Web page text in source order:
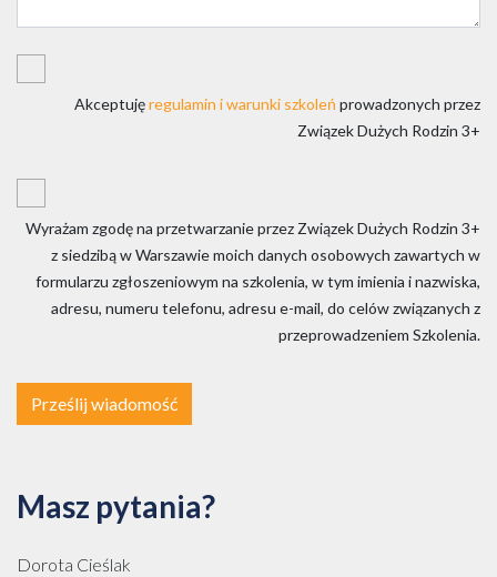
Akceptujęregulamin i warunki szkoleń prowadzonych przez
Związek Dużych Rodzin 3+
Wyrażam zgodę na przetwarzanie przez Związek Dużych Rodzin 3+
z siedzibą w Warszawie moich danych osobowych zawartych w
formularzu zgłoszeniowym na szkolenia, w tym imienia i nazwiska,
adresu, numeru telefonu, adresu e-mail, do celów związanych z
przeprowadzeniem Szkolenia.
Prześlij wiadomość
Masz pytania?
Dorota Cieślak